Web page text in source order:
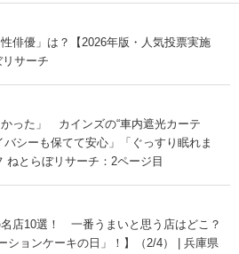
俳優」は？【2026年版・人気投票実施
サーチ
かった」 カインズの“車内遮光カーテ
シーも保てて安心」「ぐっすり眠れま
ねとらぼリサーチ：2ページ目
店10選！ 一番うまいと思う店はどこ？
ションケーキの日」！】（2/4） | 兵庫県